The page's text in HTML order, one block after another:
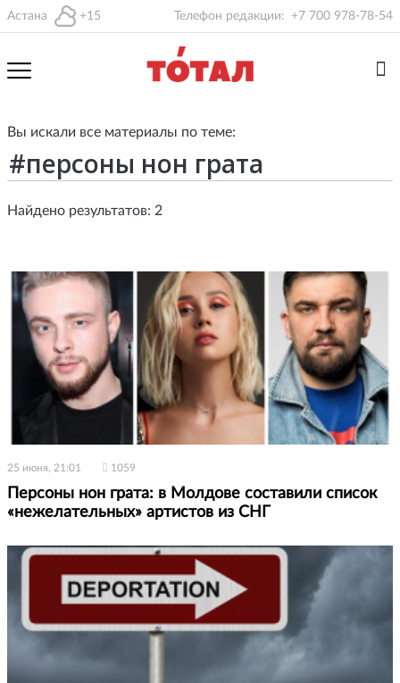
Астана +15 Телефон редакции: +7 700 978-78-54
Вы искали все материалы по теме:
Найдено результатов: 2
25 июня, 21:01 1059
Персоны нон грата: в Молдове составили список
«нежелательных» артистов из СНГ